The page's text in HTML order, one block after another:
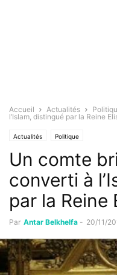
Accueil Actualités
l’Islam, distingué par la Reine
Actualités Politique
Un comte
converti à
par la Reine
Par Antar Belkhelfa - 20/11/